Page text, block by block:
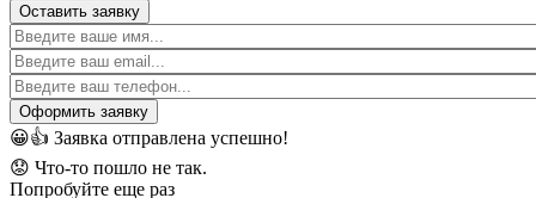
Оставить заявку
😀👍 Заявка отправлена успешно!
😟 Что-то пошло не так.
Попробуйте еще раз